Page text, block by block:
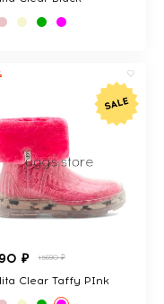
₽ 15690 ₽
Clear Taffy PInk